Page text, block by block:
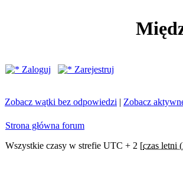
Zaloguj
Zarejestruj
Zobacz wątki bez odpowiedzi | Zobacz
Strona główna forum
Wszystkie czasy w strefie UTC + 2 [czas letni